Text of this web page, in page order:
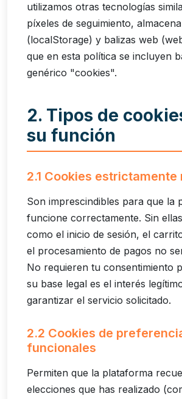
utilizamos otras tecnologías
píxeles de seguimiento,
(localStorage) y balizas web
que en esta política se incluyen
genérico "cookies".
2. Tipos de
su función
2.1 Cookies
Son imprescindibles para que la
funcione correctamente. Sin
como el inicio de sesión, el
el procesamiento de pagos no
No requieren tu consentimiento
su base legal es el interés
garantizar el servicio solicitado.
2.2 Cookies de
funcionales
Permiten que la plataforma
elecciones que has realizado